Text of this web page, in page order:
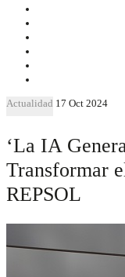
Actualidad 17 Oct 2024
‘La IA
Transformar
REPSOL